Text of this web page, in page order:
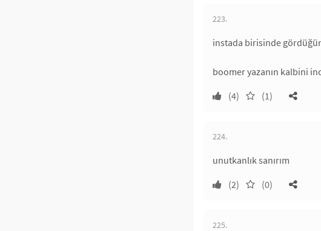
223.
instada birisinde
boomer yazanın kalbini
(4)
(1)
224.
unutkanlık sanırım
(2)
(0)
225.